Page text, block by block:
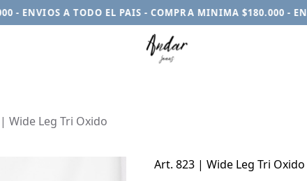
A TODO EL PAIS - COMPRA MINIMA $180.000 -
Wide Leg Tri Oxido
Art. 823 | Wide Leg Tri Oxido